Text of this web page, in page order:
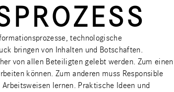
technologische
bringen von Inhalten und Botschaften.
von allen Beteiligten gelebt werden. Zum einen
können. Zum anderen muss Responsible
lernen. Praktische Ideen und